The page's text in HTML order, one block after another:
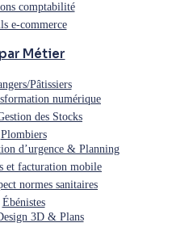
comptabilité
e-commerce
Métier
Pâtissiers
numérique
des Stocks
Plombiers
d’urgence & Planning
et facturation mobile
normes sanitaires
Ébénistes
3D & Plans